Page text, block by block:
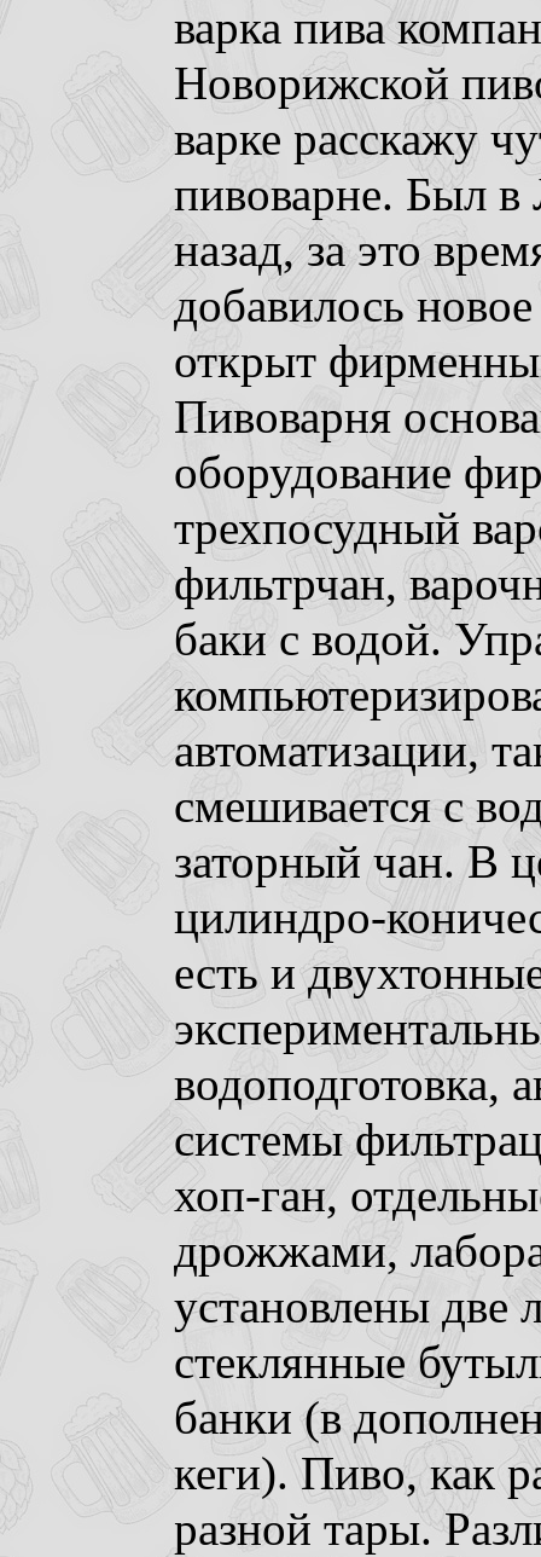
варка пива
Новорижской
варке расскажу
пивоварне. Был в
назад, за это
добавилось
открыт
Пивоварня
оборудование
трехпосудный
фильтрчан,
баки с водой.
автоматизации,
смешивается с
заторный чан. В
цилиндро-
есть и
водоподготовка,
системы
хоп-ган,
дрожжами,
установлены две
стеклянные
банки (в
кеги). Пиво, как
разной тары.